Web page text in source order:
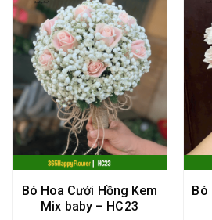
Bó Hoa Cưới Hồng Kem
Mix baby – HC23
Bó